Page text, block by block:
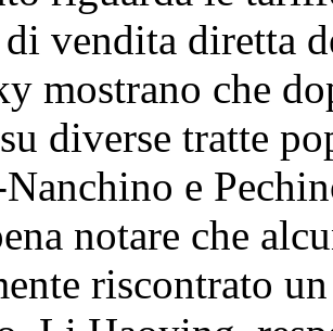
vendita diretta
mostrano che
diverse tratte
e
notare che
riscontrato